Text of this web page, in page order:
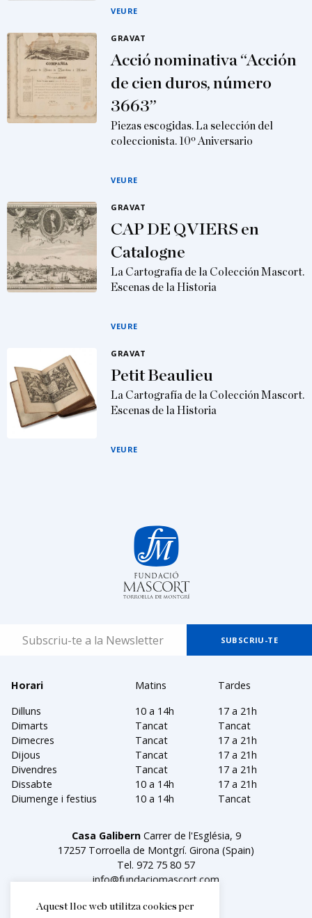
VEURE
GRAVAT
Acció nominativa “Acción
de cien duros, número
3663”
Piezas escogidas. La selección del
coleccionista. 10º Aniversario
VEURE
GRAVAT
CAP DE QVIERS en
Catalogne
La Cartografía de la Colección Mascort.
Escenas de la Historia
VEURE
GRAVAT
Petit Beaulieu
La Cartografía de la Colección Mascort.
Escenas de la Historia
VEURE
Horari Matins
Tardes
Dilluns
10 a 14h
17 a 21h
Dimarts
Tancat
Tancat
Dimecres
Tancat
17 a 21h
Dijous
Tancat
17 a 21h
Divendres
Tancat
17 a 21h
Dissabte
10 a 14h
17 a 21h
Diumenge i festius
10 a 14h Tancat
Casa GalibernCarrer de l'Església, 9
17257 Torroella de Montgrí. Girona (Spain)
Tel. 972 75 80 57
info@fundaciomascort.com
Aquest lloc web utilitza cookies per